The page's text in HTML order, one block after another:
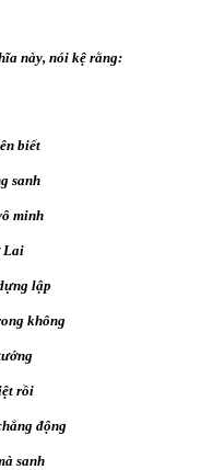
này, nói kệ rằng:
biết
sanh
minh
Lai
lập
không
rồi
động
sanh